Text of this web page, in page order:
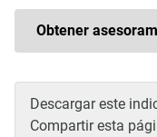
Obtener
Descargar este
Compartir esta